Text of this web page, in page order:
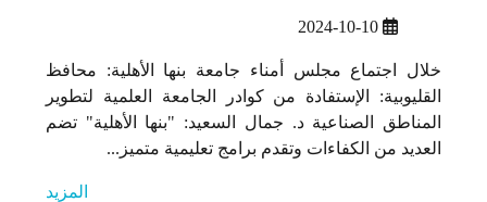
2024-10-10
خلال اجتماع مجلس أمناء جامعة بنها الأهلية: محافظ
القليوبية: الإستفادة من كوادر الجامعة العلمية لتطوير
المناطق الصناعية د. جمال السعيد: "بنها الأهلية" تضم
العديد من الكفاءات وتقدم برامج تعليمية متميز...
المزيد